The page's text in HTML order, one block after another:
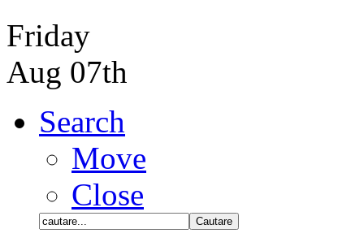
Friday
Aug 07th
Search
Move
Close